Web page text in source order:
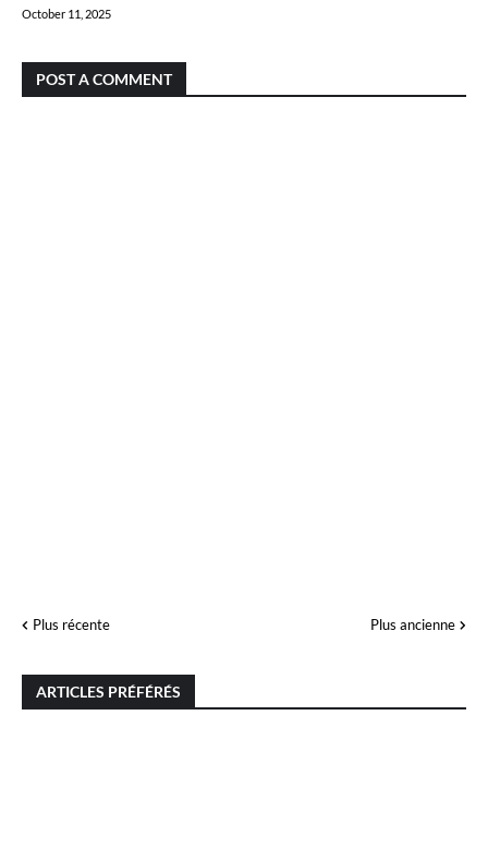
October 11, 2025
POST A COMMENT
Plus récente Plus ancienne
ARTICLES PRÉFÉRÉS